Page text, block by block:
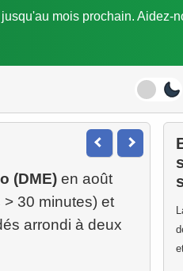
mois prochain. Aidez-
(DME)en août
30 minutes) et
arrondi à deux